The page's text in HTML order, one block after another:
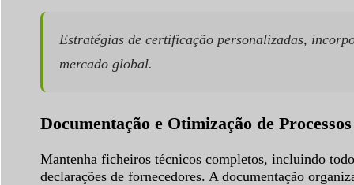
Estratégias de certificação personalizadas,
mercado global.
Documentação e Otimização de Processos
Mantenha ficheiros técnicos completos, incluindo
declarações de fornecedores. A documentação